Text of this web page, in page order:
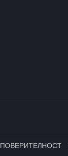
ПОВЕРИТЕЛНОСТ